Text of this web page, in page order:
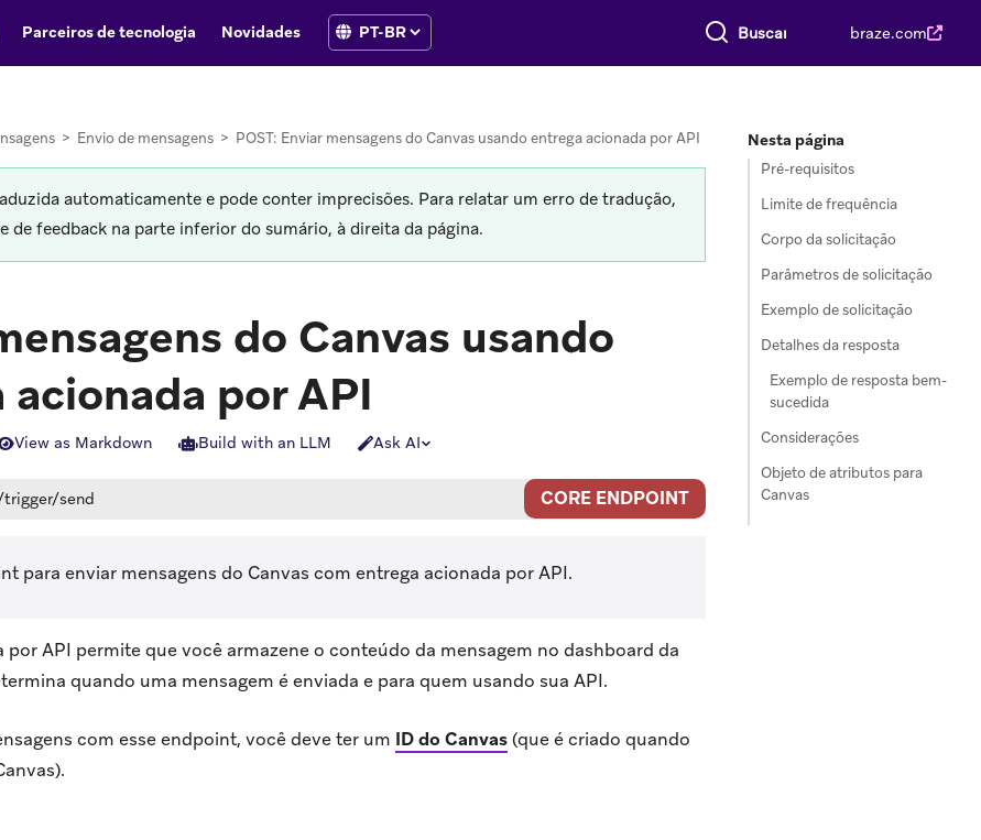
Parceiros de tecnologia Novidades Buscar tudo braze.com
> Envio de mensagens > POST: Enviar mensagens do Canvas usando entrega acionada por API
automaticamente e pode conter imprecisões. Para relatar um erro de tradução,
de feedback na parte inferior do sumário, à direita da página.
do Canvas usando
por API
View as Markdown Build with an LLM Ask AI
send CORE ENDPOINT
para enviar mensagens do Canvas com entrega acionada por API.
por API permite que você armazene o conteúdo da mensagem no dashboard da
quando uma mensagem é enviada e para quem usando sua API.
com esse endpoint, você deve ter um ID do Canvas(que é criado quando
in new tab)
Nesta página
Pré-requisitos
Limite de frequência
Corpo da solicitação
Parâmetros de solicitação
Exemplo de solicitação
Detalhes da resposta
Exemplo de resposta bem-
sucedida
Considerações
Objeto de atributos para
Canvas